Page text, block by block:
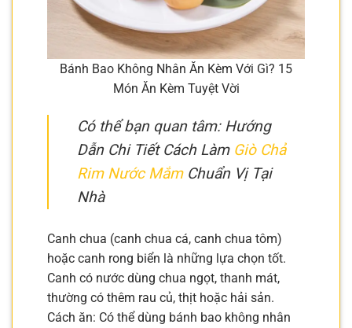
Bánh Bao Không Nhân Ăn Kèm Với Gì? 15
Món Ăn Kèm Tuyệt Vời
Có thể bạn quan tâm: Hướng
Dẫn Chi Tiết Cách Làm Giò Chả
Rim Nước MắmChuẩn Vị Tại
Nhà
Canh chua (canh chua cá, canh chua tôm)
hoặc canh rong biển là những lựa chọn tốt.
Canh có nước dùng chua ngọt, thanh mát,
thường có thêm rau củ, thịt hoặc hải sản.
Cách ăn: Có thể dùng bánh bao không nhân